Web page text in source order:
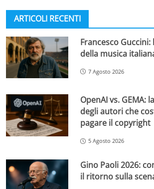
ARTICOLI RECENTI
Francesco
della musica
7 Agosto 2026
OpenAI vs. GEMA:
degli autori che
pagare il copyright
5 Agosto 2026
Gino Paoli 2026:
il ritorno sulla